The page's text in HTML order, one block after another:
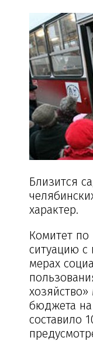
Близится
характер.
Комитет
ситуацию с
мерах
бюджета на
составило